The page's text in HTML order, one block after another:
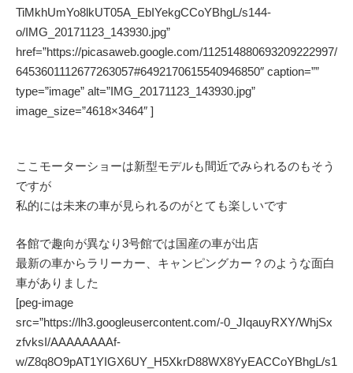
TiMkhUmYo8lkUT05A_EbIYekgCCoYBhgL/s144-
o/IMG_20171123_143930.jpg”
href=”https://picasaweb.google.com/112514880693209222997/
6453601112677263057#6492170615540946850″ caption=””
type=”image” alt=”IMG_20171123_143930.jpg”
image_size=”4618×3464″ ]
ここモーターショーは新型モデルも間近でみられるのもそう
ですが
私的には未来の車が見られるのがとても楽しいです
各館で趣向が異なり3号館では国産の車が出店
最新の車からラリーカー、キャンピングカー？のような面白
車がありました
[peg-image
src=”https://lh3.googleusercontent.com/-0_JIqauyRXY/WhjSx
zfvksI/AAAAAAAAf-
w/Z8q8O9pAT1YIGX6UY_H5XkrD88WX8YyEACCoYBhgL/s1